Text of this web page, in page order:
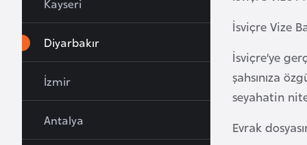
İsviçre Vize
İsviçre’ye
şahsınıza
seyahatin
Evrak
Kayseri
Diyarbakır
İzmir
Antalya
h
r
y
n